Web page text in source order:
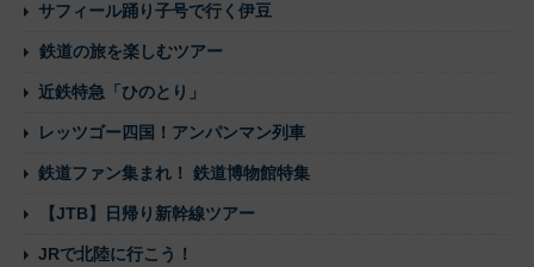
サフィール踊り子号で行く伊豆
鉄道の旅を楽しむツアー
近鉄特急「ひのとり」
レッツゴー四国！アンパンマン列車
鉄道ファン集まれ！ 鉄道博物館特集
【JTB】日帰り新幹線ツアー
JRで北陸に行こう！